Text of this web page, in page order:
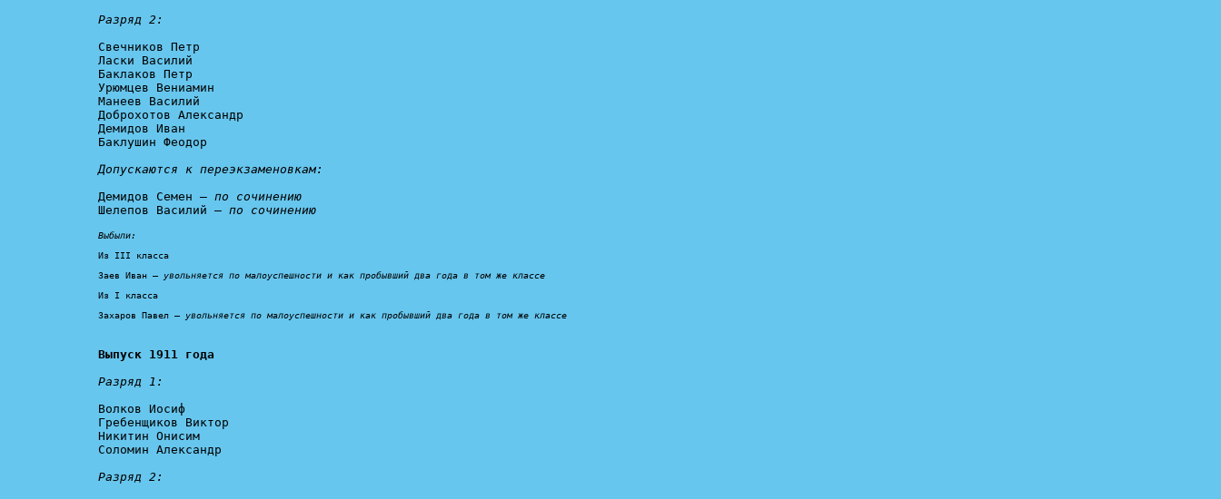
Разряд 2:
Свечников Петр
Ласки Василий
Баклаков Петр
Урюмцев Вениамин
Манеев Василий
Доброхотов Александр
Демидов Иван
Баклушин Феодор
Допускаются к переэкзаменовкам:
Демидов Семен – по сочинению
Шелепов Василий – по сочинению
Выбыли:
Из III класса
Заев Иван – увольняется по малоуспешности и как пробывший два года в том же классе
Из I класса
Захаров Павел – увольняется по малоуспешности и как пробывший два года в том же классе
Выпуск 1911 года
Разряд 1:
Волков Иосиф
Гребенщиков Виктор
Никитин Онисим
Соломин Александр
Разряд 2: